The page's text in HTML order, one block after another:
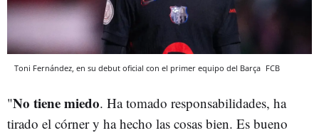
Toni Fernández, en su debut oficial con el primer equipo del Barça FCB
"No tiene miedo. Ha tomado responsabilidades, ha
tirado el córner y ha hecho las cosas bien. Es bueno